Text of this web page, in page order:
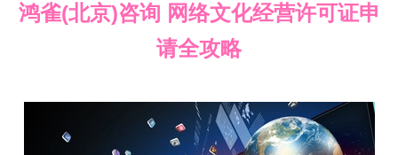
鸿雀(北京)咨询 网络文化经营许可证申
请全攻略